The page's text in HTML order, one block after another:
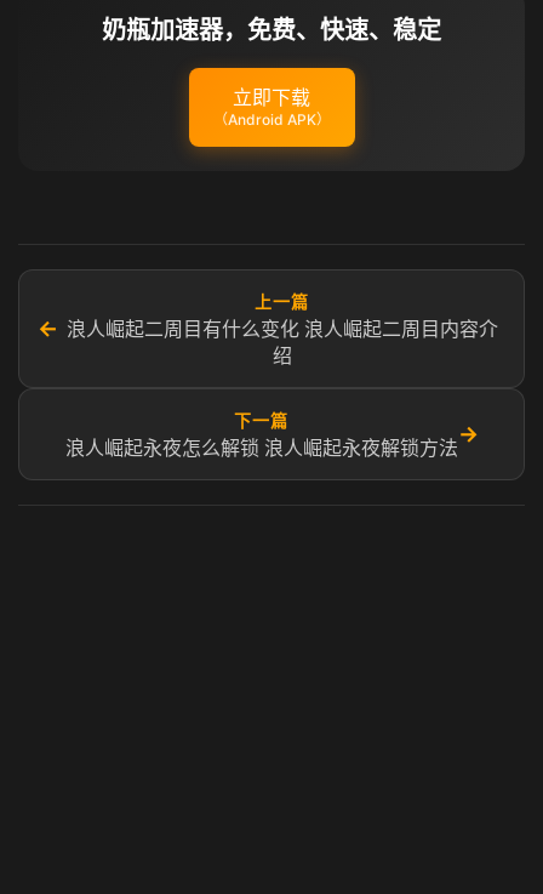
奶瓶加速器，免费、快速、稳定
立即下载
（Android APK）
←
上一篇
浪人崛起二周目有什么变化 浪人崛起二周目内容介
绍
下一篇
浪人崛起永夜怎么解锁 浪人崛起永夜解锁方法
→